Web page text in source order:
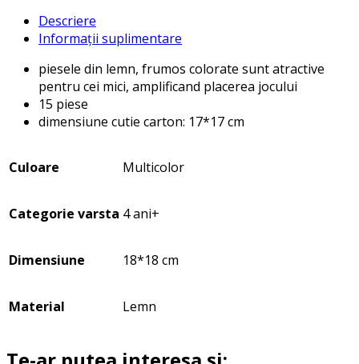
Descriere
Informații suplimentare
piesele din lemn, frumos colorate sunt atractive
pentru cei mici, amplificand placerea jocului
15 piese
dimensiune cutie carton: 17*17 cm
Culoare Multicolor
Categorie varsta 4 ani+
Dimensiune 18*18 cm
Material Lemn